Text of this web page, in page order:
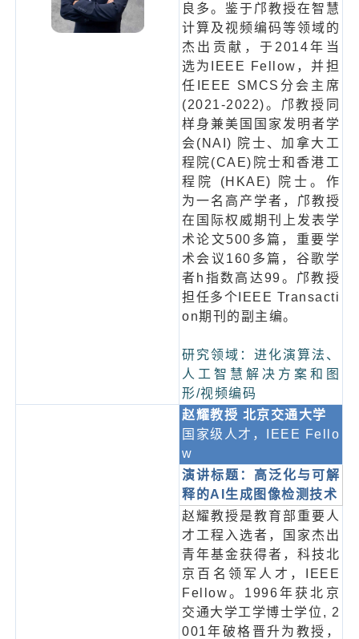
良多。鉴于邝教授在智慧
计算及视频编码等领域的
杰出贡献，于2014年当
选为IEEE Fellow，并担
任IEEE SMCS分会主席
(2021-2022)。邝教授同
样身兼美国国家发明者学
会(NAI) 院士、加拿大工
程院(CAE)院士和香港工
程院 (HKAE) 院士。作
为一名高产学者，邝教授
在国际权威期刊上发表学
术论文500多篇，重要学
术会议160多篇，谷歌学
者h指数高达99。邝教授
担任多个IEEE Transacti
on期刊的副主编。
研究领域：进化演算法、
人工智慧解决方案和图
形/视频编码
赵耀教授 北京交通大学
国家级人才，IEEE Fello
w
演讲标题 ：高泛化与可解
释的AI生成图像检测技术
赵耀教授是教育部重要人
才工程入选者，国家杰出
青年基金获得者，科技北
京百名领军人才，IEEE
Fellow。1996年获北京
交通大学工学博士学位, 2
001年破格晋升为教授，